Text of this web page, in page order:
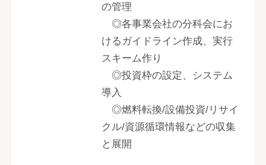
の管理
◎各事業会社の分科会にお
けるガイドライン作成、実行
スキーム作り
◎投資枠の設定、システム
導入
◎燃料転換/設備投資/リサイ
クル/資源循環情報などの収集
と展開